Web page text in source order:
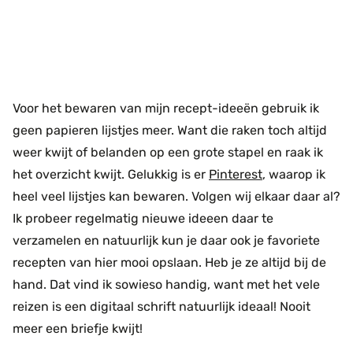
Voor het bewaren van mijn recept-ideeën gebruik ik
geen papieren lijstjes meer. Want die raken toch altijd
weer kwijt of belanden op een grote stapel en raak ik
het overzicht kwijt. Gelukkig is er Pinterest, waarop ik
heel veel lijstjes kan bewaren. Volgen wij elkaar daar al?
Ik probeer regelmatig nieuwe ideeen daar te
verzamelen en natuurlijk kun je daar ook je favoriete
recepten van hier mooi opslaan. Heb je ze altijd bij de
hand. Dat vind ik sowieso handig, want met het vele
reizen is een digitaal schrift natuurlijk ideaal! Nooit
meer een briefje kwijt!